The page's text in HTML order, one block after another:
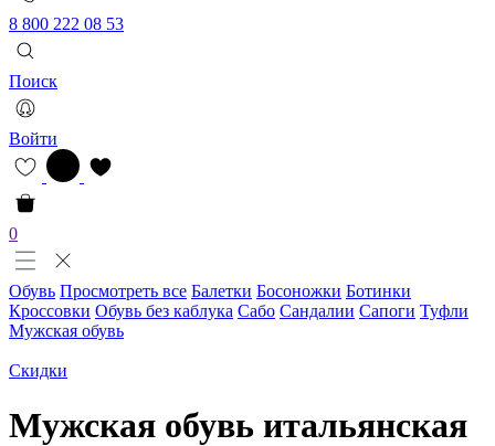
8 800 222 08 53
Поиск
Войти
0
Обувь Просмотреть все Балетки Босоножки Ботинки
Кроссовки Обувь без каблука Сабо Сандалии Сапоги Туфли
Мужская обувь
Скидки
Мужская обувь итальянская